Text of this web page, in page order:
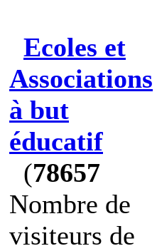
Ecoles et
Associations
à but
éducatif
(78657
Nombre de
visiteurs de